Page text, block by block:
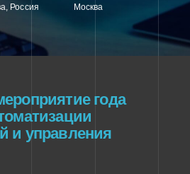
Россия
Москва
года
и управления